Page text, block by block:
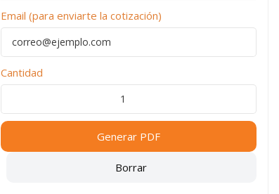
Email (para enviarte la cotización)
Cantidad
Generar PDF
Borrar